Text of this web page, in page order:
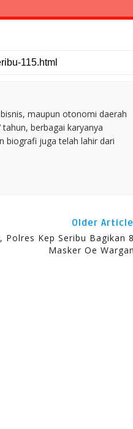
maupun otonomi daerah
berbagai karyanya
biografi juga telah lahir dari
Older Article
Polres Kep Seribu Bagikan
Masker Oe